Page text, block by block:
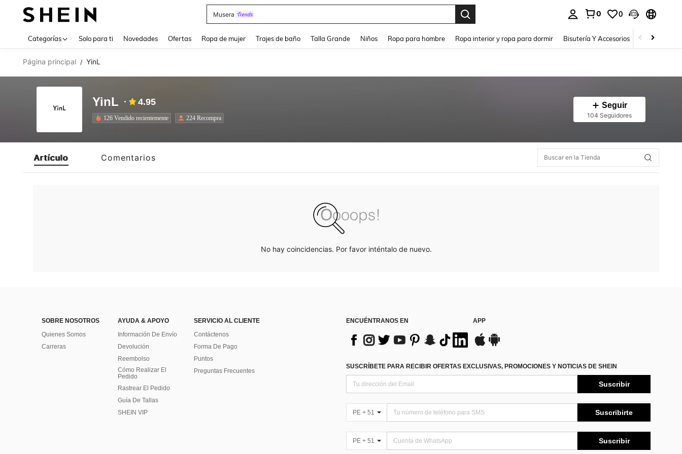
Musera
0 0
Categorías Solo para ti Novedades Ofertas Ropa de mujer Trajes de baño Talla Grande Niños Ropa para hombre Ropa interior y ropa para dormir Bisutería Y Accesorios Zapatos
Página principal / YinL
YinL 4.95
126 Vendido recientemente 224 Recompra
Seguir
104 Seguidores
Artículo Comentarios
No hay coincidencias. Por favor inténtalo de nuevo.
SOBRE NOSOTROS
Quienes Somos
Carreras
AYUDA & APOYO
Información De Envío
Devolución
Reembolso
Cómo Realizar El
Pedido
Rastrear El Pedido
Guía De Tallas
SHEIN VIP
SERVICIO AL CLIENTE
Contáctenos
Forma De Pago
Puntos
Preguntas Frecuentes
ENCUÉNTRANOS EN APP
SUSCRÍBETE PARA RECIBIR OFERTAS EXCLUSIVAS, PROMOCIONES Y NOTICIAS DE SHEIN
Suscribir
PE + 51 Suscribirte
PE + 51 Suscribir